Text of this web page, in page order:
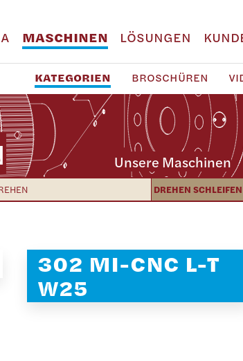
MASCHINEN LÖSUNGEN
KATEGORIEN BROSCHÜREN
Unsere Maschinen
DREHEN SCHLEIFEN
302 MI-CNC L-T
W25